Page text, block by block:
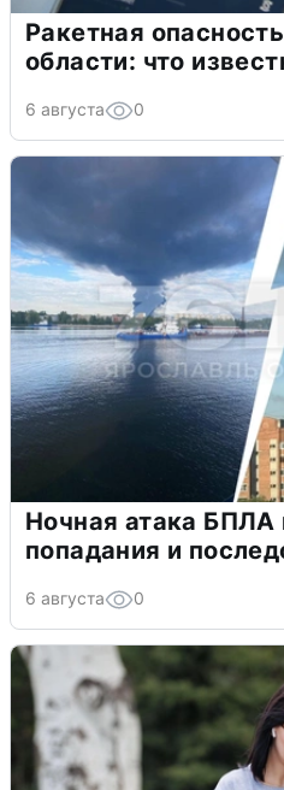
Ракетная
области: что
6 августа 0
Ночная атака БПЛА
попадания и
6 августа 0